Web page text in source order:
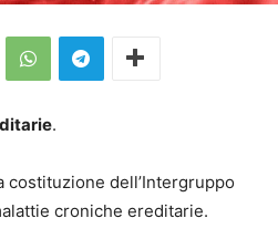
.
costituzione dell’Intergruppo
croniche ereditarie.